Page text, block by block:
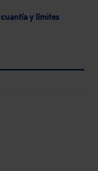
y límites